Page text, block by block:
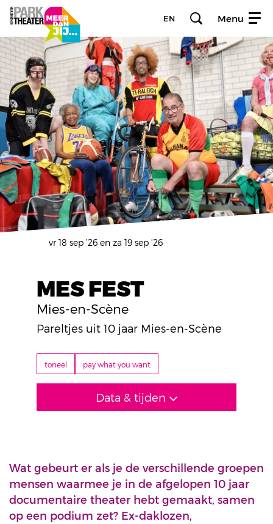
EN Menu
MES FEST
Mies-en-Scène
vr 18 sep ’26 en za 19 sep ’26
Pareltjes uit 10 jaar Mies-en-Scène
toneel pay what you want
Data & tijden
Wat gebeurt er als je de verschillende groepen
mensen waarmee je in de afgelopen 10 jaar
documentaire theater hebt gemaakt, samen
op een podium zet? Ex-daklozen,